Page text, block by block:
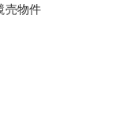
売物件